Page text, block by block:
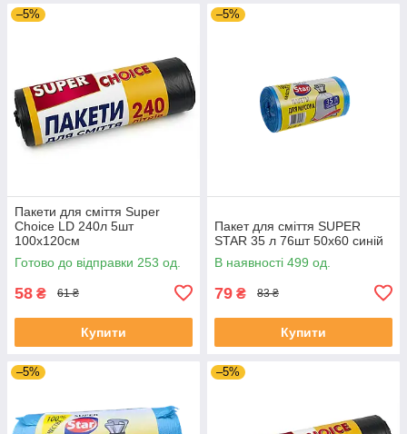
–5%
Пакети для сміття Super
Choice LD 240л 5шт
100х120см
Готово до відправки 253 од.
58 ₴ 61 ₴
Купити
–5%
Пакет для сміття SUPER
STAR 35 л 76шт 50х60 синій
В наявності 499 од.
79 ₴ 83 ₴
Купити
–5% –5%